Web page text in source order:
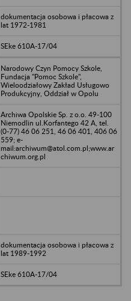
dokumentacja osobowa i płacowa z
lat 1972-1981
SEke 610A-17/04
Narodowy Czyn Pomocy Szkole,
Fundacja "Pomoc Szkole",
Wieloodziałowy Zakład Usługowo
Produkcyjny, Oddział w Opolu
Archiwa Opolskie Sp. z o.o. 49-100
Niemodlin ul.Korfantego 42 A, tel.
(0-77) 46 06 251, 46 06 401, 406 06
559; e-
mail:archiwum@atol.com.pl;www.ar
chiwum.org.pl
dokumentacja osobowa i płacowa z
lat 1989-1992
SEke 610A-17/04